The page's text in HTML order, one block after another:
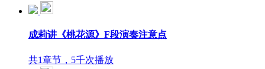
成莉讲《桃花源》F段演奏注意点
共1章节，5千次播放